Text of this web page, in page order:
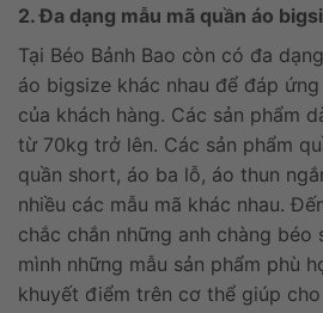
2. Đa dạng mẫu mã quần áo
Tại Béo Bảnh Bao còn có đa
áo bigsize khác nhau để đáp
của khách hàng. Các sản phẩm
từ 70kg trở lên. Các sản phẩm
quần short, áo ba lỗ, áo thun
nhiều các mẫu mã khác nhau.
chắc chắn những anh chàng
mình những mẫu sản phẩm phù
khuyết điểm trên cơ thể giúp